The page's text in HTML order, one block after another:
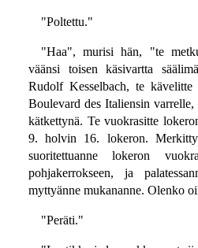
"Poltettu."
"Haa", murisi hän, "te
väänsi toisen käsivartta
Rudolf Kesselbach, te
Boulevard des Italiensin
kätkettynä. Te vuokrasitte
9. holvin 16. lokeron.
suoritettuanne lokeron
pohjakerrokseen, ja
myttyänne mukananne. Olenko
"Peräti."